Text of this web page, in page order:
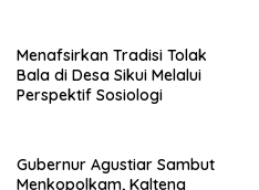
Menafsirkan Tradisi Tolak
Bala di Desa Sikui Melalui
Perspektif Sosiologi
Gubernur Agustiar Sambut
Menkopolkam, Kalteng